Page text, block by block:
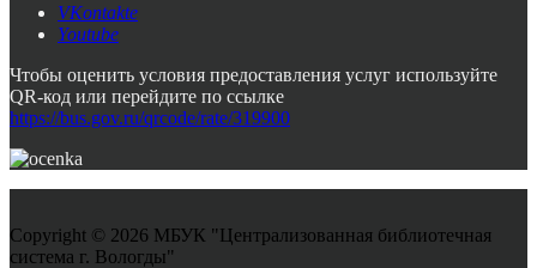
VKontakte
Youtube
Чтобы оценить условия предоставления услуг используйте
QR-код или перейдите по ссылке
https://bus.gov.ru/qrcode/rate/319900
Copyright © 2026 МБУК "Централизованная библиотечная
система г. Вологды"